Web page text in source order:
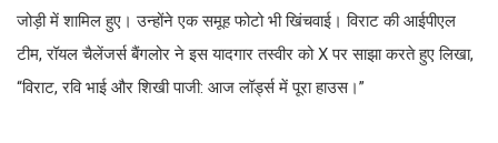
जोड़ी में शामिल हुए। उन्होंने एक समूह फोटो भी खिंचवाई। विराट की आईपीएल
टीम, रॉयल चैलेंजर्स बैंगलोर ने इस यादगार तस्वीर को X पर साझा करते हुए लिखा,
“विराट, रवि भाई और शिखी पाजी: आज लॉर्ड्स में पूरा हाउस।”